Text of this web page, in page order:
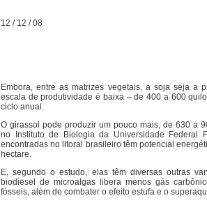
12 / 12 / 08
Embora, entre as matrizes vegetais, a soja seja a
escala de produtividade é baixa – de 400 a 600
ciclo anual.
O girassol pode produzir um pouco mais, de 630 a
no Instituto de Biologia da Universidade Federal
encontradas no litoral brasileiro têm potencial
hectare.
E, segundo o estudo, elas têm diversas outras
biodiesel de microalgas libera menos gás
fósseis, além de combater o efeito estufa e o